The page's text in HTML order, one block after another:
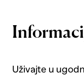
Uživajte u